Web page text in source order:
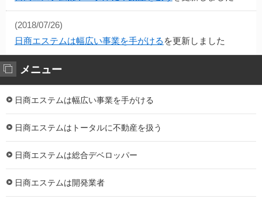
(2018/07/26)
日商エステムは幅広い事業を手がける を更新しました
メニュー
日商エステムは幅広い事業を手がける
日商エステムはトータルに不動産を扱う
日商エステムは総合デベロッパー
日商エステムは開発業者